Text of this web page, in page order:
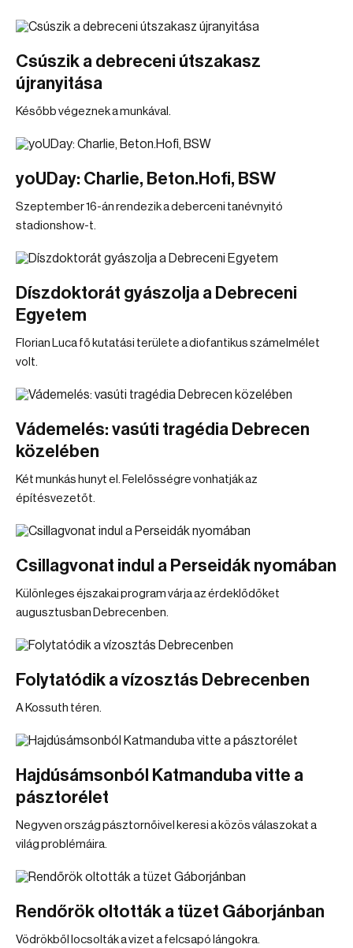
Csúszik a debreceni útszakasz
újranyitása
Később végeznek a munkával.
yoUDay: Charlie, Beton.Hofi, BSW
Szeptember 16-án rendezik a deberceni tanévnyitó
stadionshow-t.
Díszdoktorát gyászolja a Debreceni
Egyetem
Florian Luca fő kutatási területe a diofantikus számelmélet
volt.
Vádemelés: vasúti tragédia Debrecen
közelében
Két munkás hunyt el. Felelősségre vonhatják az
építésvezetőt.
Csillagvonat indul a Perseidák nyomában
Különleges éjszakai program várja az érdeklődőket
augusztusban Debrecenben.
Folytatódik a vízosztás Debrecenben
A Kossuth téren.
Hajdúsámsonból Katmanduba vitte a
pásztorélet
Negyven ország pásztornőivel keresi a közös válaszokat a
világ problémáira.
Rendőrök oltották a tüzet Gáborjánban
Vödrökből locsolták a vizet a felcsapó lángokra.